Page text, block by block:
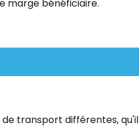
marge bénéficiaire.
de transport différentes, qu'il